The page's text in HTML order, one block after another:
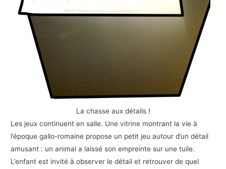
La chasse aux détails !
Les jeux continuent en salle. Une vitrine montrant la vie à
l’époque gallo-romaine propose un petit jeu autour d’un détail
amusant : un animal a laissé son empreinte sur une tuile.
L’enfant est invité à observer le détail et retrouver de quel